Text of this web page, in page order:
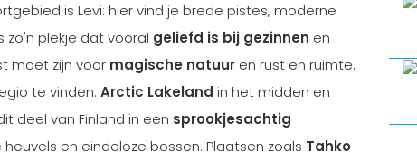
is Levi: hier vind je brede pistes, moderne
zo'n plekje dat vooral geliefd is bij gezinnen en
moet zijn voor magische natuur en rust en ruimte.
te vinden: Arctic Lakeland in het midden en
deel van Finland in een sprookjesachtig
en eindeloze bossen. Plaatsen zoals Tahko